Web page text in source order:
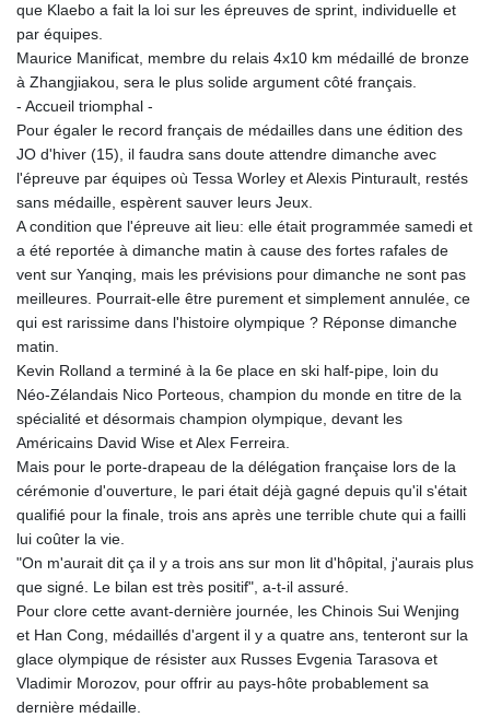
1584183.343658
JMD 182.603882
KGS 100.76524
KMF 492.015232
KWD 0.35682
KZT 539.828682
LBP
103184.797064
LKR 386.957729
LSL 18.827806
LTL 3.402321
LVL 0.69699
MDL 20.044018
MGA 4952.861796
MKD 61.416684
MMK 2419.103149
MNT 4143.339409
que Klaebo a fait la loi sur les épreuves de sprint, individuelle et
par équipes.
Maurice Manificat, membre du relais 4x10 km médaillé de bronze
à Zhangjiakou, sera le plus solide argument côté français.
- Accueil triomphal -
Pour égaler le record français de médailles dans une édition des
JO d'hiver (15), il faudra sans doute attendre dimanche avec
l'épreuve par équipes où Tessa Worley et Alexis Pinturault, restés
sans médaille, espèrent sauver leurs Jeux.
A condition que l'épreuve ait lieu: elle était programmée samedi et
a été reportée à dimanche matin à cause des fortes rafales de
vent sur Yanqing, mais les prévisions pour dimanche ne sont pas
meilleures. Pourrait-elle être purement et simplement annulée, ce
qui est rarissime dans l'histoire olympique ? Réponse dimanche
matin.
Kevin Rolland a terminé à la 6e place en ski half-pipe, loin du
Néo-Zélandais Nico Porteous, champion du monde en titre de la
spécialité et désormais champion olympique, devant les
Américains David Wise et Alex Ferreira.
Mais pour le porte-drapeau de la délégation française lors de la
cérémonie d'ouverture, le pari était déjà gagné depuis qu'il s'était
qualifié pour la finale, trois ans après une terrible chute qui a failli
lui coûter la vie.
"On m'aurait dit ça il y a trois ans sur mon lit d'hôpital, j'aurais plus
que signé. Le bilan est très positif", a-t-il assuré.
Pour clore cette avant-dernière journée, les Chinois Sui Wenjing
et Han Cong, médaillés d'argent il y a quatre ans, tenteront sur la
glace olympique de résister aux Russes Evgenia Tarasova et
Vladimir Morozov, pour offrir au pays-hôte probablement sa
dernière médaille.